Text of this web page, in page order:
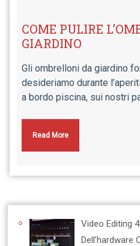
COME PULIRE
GIARDINO
Gli ombrelloni da giardino
desideriamo durante
a bordo piscina, sui nostri
Read More
Video Editing
Dell’hardware